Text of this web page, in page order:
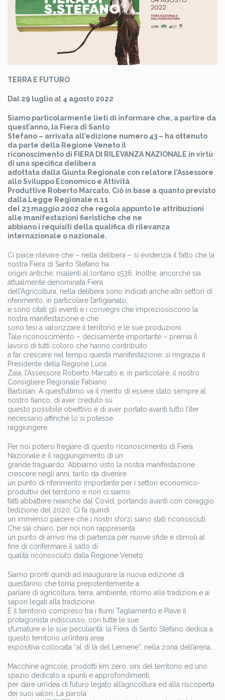
TERRA E FUTURO
Dal 29 luglio al 4 agosto 2022
Siamo particolarmente lieti di informare che, a partire da
quest’anno, la Fiera di Santo
Stefano – arrivata all’edizione numero 43 – ha ottenuto
da parte della Regione Veneto il
riconoscimento di FIERA DI RILEVANZA NAZIONALE in virtù
di una specifica delibera
adottata dalla Giunta Regionale con relatore l’Assessore
allo Sviluppo Economico e Attività
Produttive Roberto Marcato. Ciò in base a quanto previsto
dalla Legge Regionale n.11
del 23 maggio 2002 che regola appunto le attribuzioni
alle manifestazioni fieristiche che ne
abbiano i requisiti della qualifica di rilevanza
internazionale o nazionale.
Ci piace rilevare che – nella delibera – si evidenzia il fatto che la
nostra Fiera di Santo Stefano ha
origini antiche, risalenti al lontano 1536. Inoltre, ancorché sia
attualmente denominata Fiera
dell’Agricoltura, nella delibera sono indicati anche altri settori di
riferimento, in particolare l’artigianato,
e sono citati gli eventi e i convegni che impreziosiscono la
nostra manifestazione e che
sono tesi a valorizzare il territorio e le sue produzioni.
Tale riconoscimento – decisamente importante – premia il
lavoro di tutti coloro che hanno contribuito
a far crescere nel tempo questa manifestazione: si ringrazia il
Presidente della Regione Luca
Zaia, l’Assessore Roberto Marcato e, in particolare, il nostro
Consigliere Regionale Fabiano
Barbisan. A quest’ultimo va il merito di essere stato sempre al
nostro fianco, di aver creduto su
questo possibile obiettivo e di aver portato avanti tutto l’iter
necessario affinché lo si potesse
raggiungere.
Per noi potersi fregiare di questo riconoscimento di Fiera
Nazionale è il raggiungimento di un
grande traguardo. Abbiamo visto la nostra manifestazione
crescere negli anni, tanto da divenire
un punto di riferimento importante per i settori economico-
produttivi del territorio e non ci siamo
fatti abbattere neanche dal Covid, portando avanti con coraggio
l’edizione del 2020. Ci fa quindi
un immenso piacere che i nostri sforzi siano stati riconosciuti.
Che sia chiaro, per noi non rappresenta
un punto di arrivo ma di partenza per nuove sfide e stimoli al
fine di confermare il salto di
qualità riconosciuto dalla Regione Veneto
Siamo pronti quindi ad inaugurare la nuova edizione di
quest’anno che torna prepotentemente a
parlare di agricoltura, terra, ambiente, ritorno alle tradizioni e ai
sapori legati alla tradizione.
È il territorio compreso tra i fiumi Tagliamento e Piave il
protagonista indiscusso, con tutte le sue
sfumature e le sue peculiarità: la Fiera di Santo Stefano dedica a
questo territorio un’intera area
espositiva collocata “al di là del Lemene”, nella zona dell’arena.
Macchine agricole, prodotti km zero, vini del territorio ed uno
spazio dedicato a spunti e approfondimenti
per dare un’idea di futuro legato all’agricoltura ed alla riscoperta
dei suoi valori. La parola